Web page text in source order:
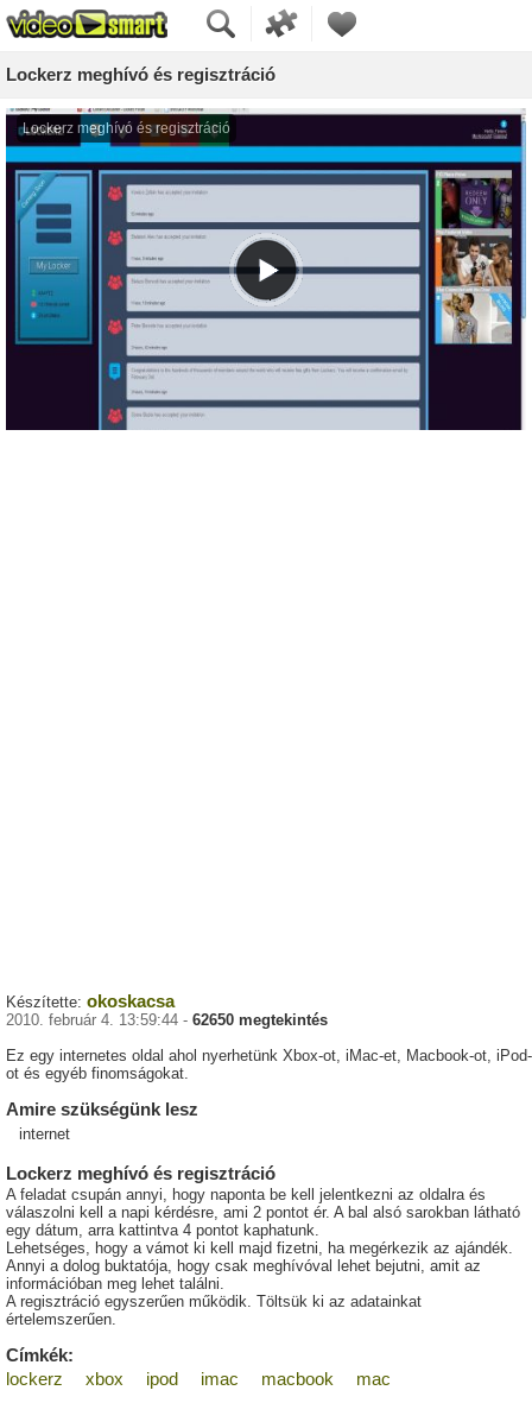
Lockerz meghívó és regisztráció
Készítette: okoskacsa
2010. február 4. 13:59:44 - 62650 megtekintés
Ez egy internetes oldal ahol nyerhetünk Xbox-ot, iMac-et, Macbook-ot, iPod-
ot és egyéb finomságokat.
Amire szükségünk lesz
internet
Lockerz meghívó és regisztráció
A feladat csupán annyi, hogy naponta be kell jelentkezni az oldalra és
válaszolni kell a napi kérdésre, ami 2 pontot ér. A bal alsó sarokban látható
egy dátum, arra kattintva 4 pontot kaphatunk.
Lehetséges, hogy a vámot ki kell majd fizetni, ha megérkezik az ajándék.
Annyi a dolog buktatója, hogy csak meghívóval lehet bejutni, amit az
információban meg lehet találni.
A regisztráció egyszerűen működik. Töltsük ki az adatainkat
értelemszerűen.
Címkék:
lockerz
xbox ipod imac macbook mac